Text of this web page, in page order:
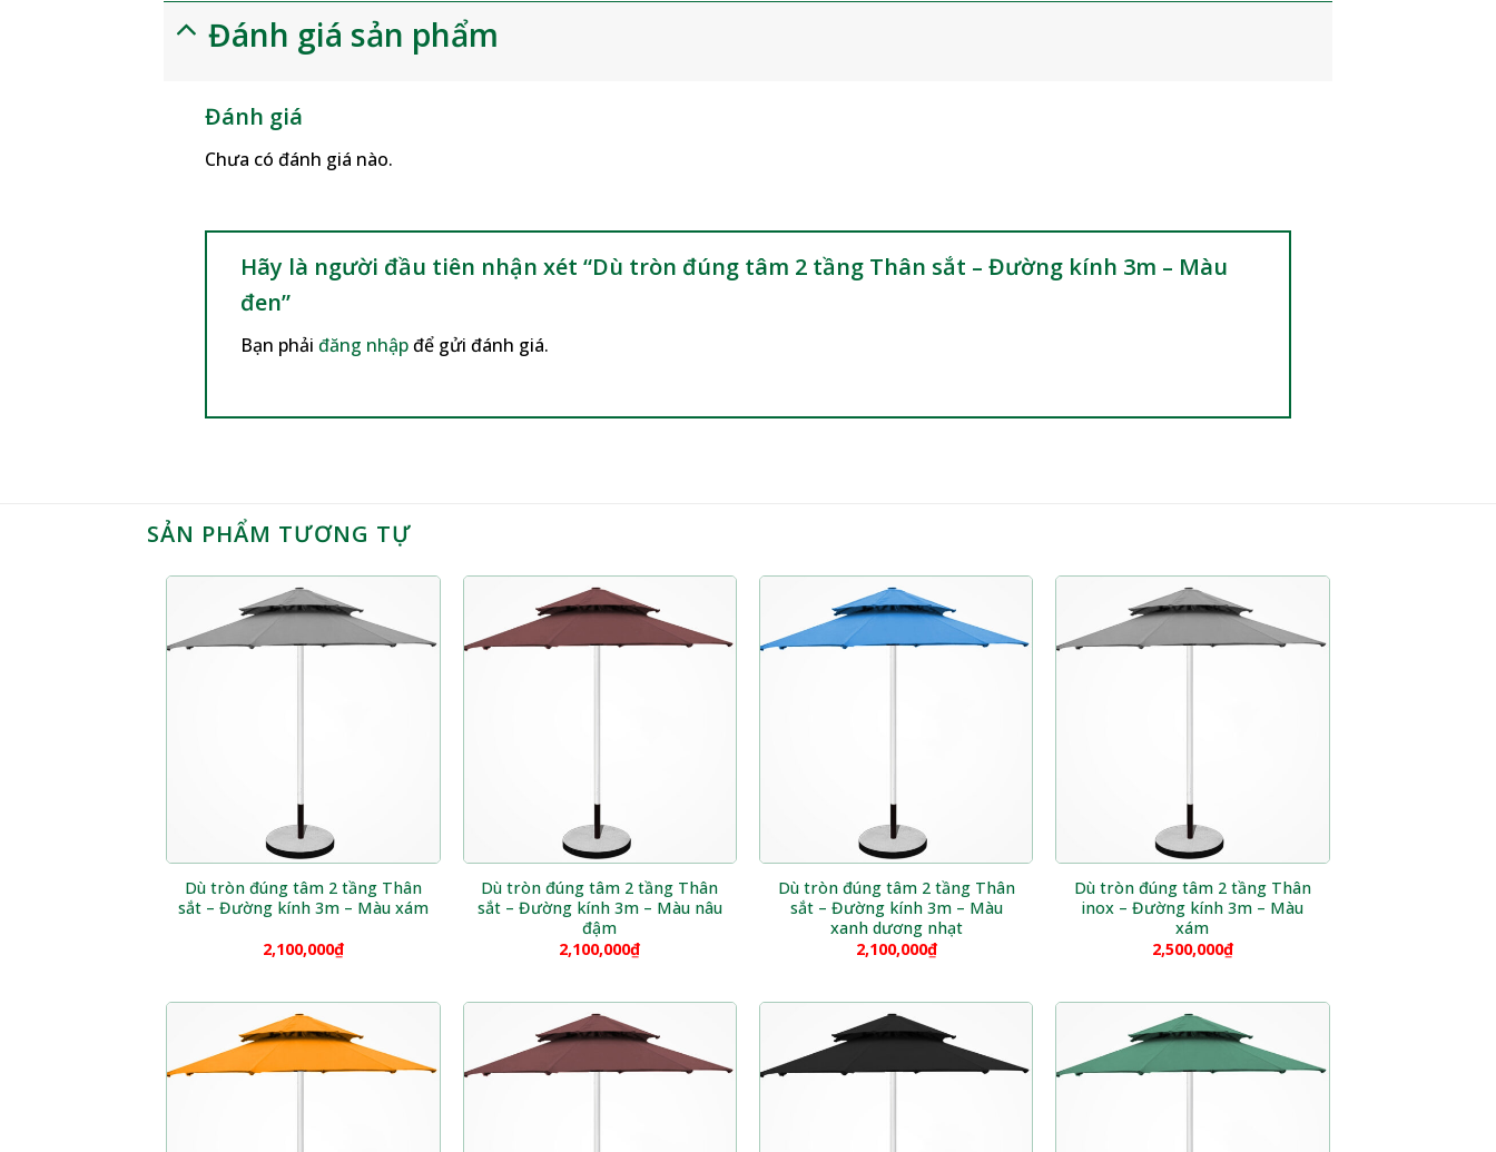
Đánh giá sản phẩm
Đánh giá
Chưa có đánh giá nào.
Hãy là người đầu tiên nhận xét “Dù tròn đúng tâm 2 tầng Thân sắt – Đường kính 3m – Màu
đen”
Bạn phải đăng nhậpđể gửi đánh giá.
SẢN PHẨM TƯƠNG TỰ
Dù tròn đúng tâm 2 tầng Thân
sắt – Đường kính 3m – Màu xám
2,100,000₫
Dù tròn đúng tâm 2 tầng Thân
sắt – Đường kính 3m – Màu nâu
đậm
2,100,000₫
Dù tròn đúng tâm 2 tầng Thân
sắt – Đường kính 3m – Màu
xanh dương nhạt
2,100,000₫
Dù tròn đúng tâm 2 tầng Thân
inox – Đường kính 3m – Màu
xám
2,500,000₫